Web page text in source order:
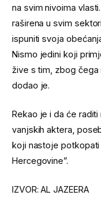
na svim nivoima
raširena u svim
ispuniti svoja
Nismo jedini koji
žive s tim, zbog čega
dodao je.
Rekao je i da će
vanjskih aktera,
koji nastoje potkopati
Hercegovine”.
IZVOR: AL JAZEERA